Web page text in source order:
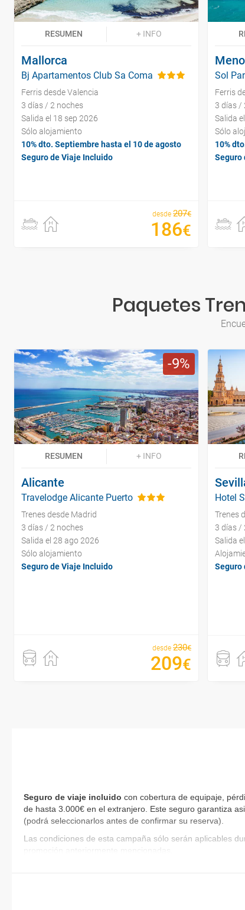
RESUMEN + INFO
Mallorca
Bj Apartamentos Club Sa Coma
Ferris desde Valencia
3 días / 2 noches
Salida el 18 sep 2026
Sólo alojamiento
10% dto. Septiembre hasta el 10 de agosto
Seguro de Viaje Incluido
desde 207€
186€
Sol
Ferris
3 días /
Salida
Sólo
10%
Seguro
Paquetes
9
RESUMEN + INFO
Alicante
Travelodge Alicante Puerto
Trenes desde Madrid
3 días / 2 noches
Salida el 28 ago 2026
Sólo alojamiento
Seguro de Viaje Incluido
desde 230€
209€
Hotel
Trenes
3 días /
Salida
Seguro
Seguro de viaje incluido con cobertura de equipaje,
de hasta 3.000€ en el extranjero. Este seguro garantiza
(podrá seleccionarlos antes de confirmar su reserva).
Las condiciones de esta campaña sólo serán aplicables
promoción anteriormente mencionadas.